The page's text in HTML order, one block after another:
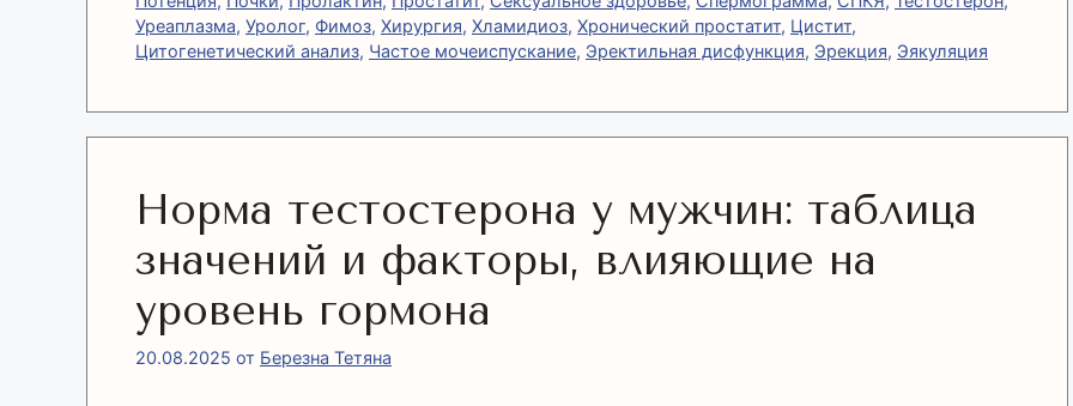
Уреаплазма, Уролог, Фимоз, Хирургия, Хламидиоз, Хронический простатит, Цистит,
Цитогенетический анализ, Частое мочеиспускание, Эректильная дисфункция, Эрекция, Эякуляция
Норма тестостерона у мужчин: таблица
значений и факторы, влияющие на
уровень гормона
20.08.2025 от Березна Тетяна